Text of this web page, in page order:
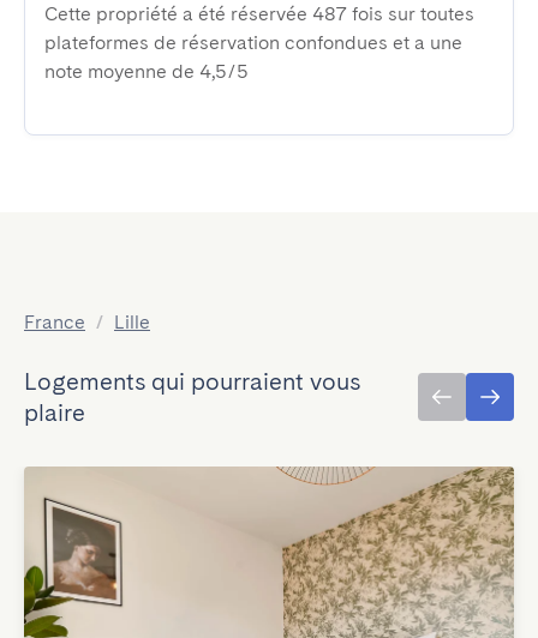
Cette propriété a été réservée 487 fois sur toutes
plateformes de réservation confondues et a une
note moyenne de 4,5/5
France / Lille
Logements qui pourraient vous
plaire